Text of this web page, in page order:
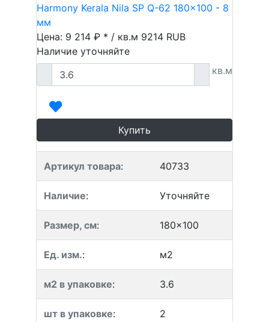
Harmony Kerala Nila SP Q-62 180x100 - 8
мм
Цена: 9 214 ₽ * / кв.м 9214 RUB
Наличие уточняйте
кв.м
Купить
Артикул товара: 40733
Наличие: Уточняйте
Размер, см: 180x100
Ед. изм.: м2
м2 в упаковке: 3.6
шт в упаковке: 2